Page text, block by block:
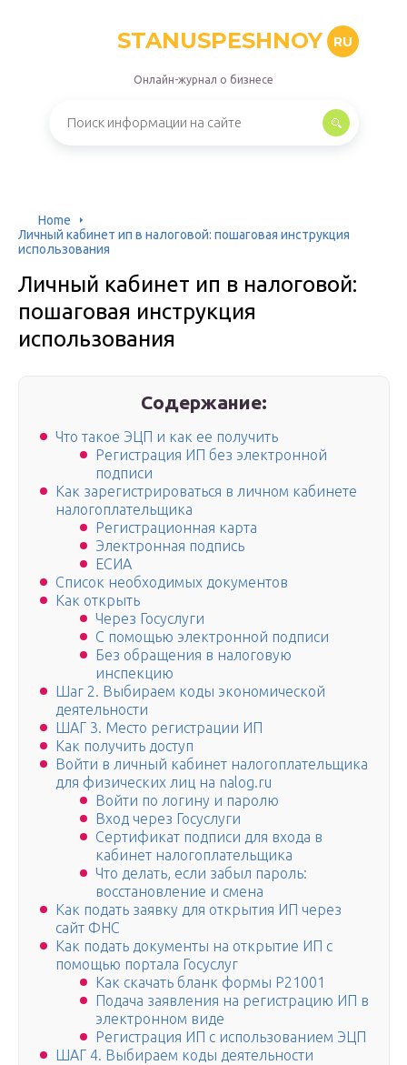
STANUSPESHNOY RU
Онлайн-журнал о бизнесе
Home
Личный кабинет ип в налоговой: пошаговая инструкция
использования
Личный кабинет ип в налоговой:
пошаговая инструкция
использования
Содержание:
Что такое ЭЦП и как ее получить
Регистрация ИП без электронной
подписи
Как зарегистрироваться в личном кабинете
налогоплательщика
Регистрационная карта
Электронная подпись
ЕСИА
Список необходимых документов
Как открыть
Через Госуслуги
С помощью электронной подписи
Без обращения в налоговую
инспекцию
Шаг 2. Выбираем коды экономической
деятельности
ШАГ 3. Место регистрации ИП
Как получить доступ
Войти в личный кабинет налогоплательщика
для физических лиц на nalog.ru
Войти по логину и паролю
Вход через Госуслуги
Сертификат подписи для входа в
кабинет налогоплательщика
Что делать, если забыл пароль:
восстановление и смена
Как подать заявку для открытия ИП через
сайт ФНС
Как подать документы на открытие ИП с
помощью портала Госуслуг
Как скачать бланк формы Р21001
Подача заявления на регистрацию ИП в
электронном виде
Регистрация ИП с использованием ЭЦП
ШАГ 4. Выбираем коды деятельности